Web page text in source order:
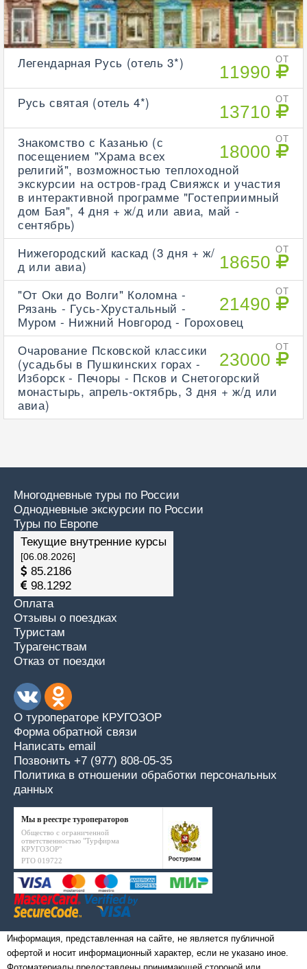
ОТ
11990
Легендарная Русь (отель 3*)
ОТ
13710
Русь святая (отель 4*)
ОТ
18000
Знакомство с Казанью (с
посещением "Храма всех
религий", возможностью теплоходной
экскурсии на остров-град Свияжск и участия
в интерактивной программе "Гостеприимный
дом Бая", 4 дня + ж/д или авиа, май -
сентябрь)
ОТ
18650
Нижегородский каскад (3 дня + ж/
д или авиа)
ОТ
21490
"От Оки до Волги" Коломна -
Рязань - Гусь-Хрустальный -
Муром - Нижний Новгород - Гороховец
ОТ
23000
Очарование Псковской классики
(усадьбы в Пушкинских горах -
Изборск - Печоры - Псков и Снетогорский
монастырь, апрель-октябрь, 3 дня + ж/д или
авиа)
Многодневные туры по России
Однодневные экскурсии по России
Туры по Европе
Текущие внутренние курсы
[06.08.2026]
85.2186
98.1292
Оплата
Отзывы о поездках
Туристам
Турагенствам
Отказ от поездки
О туроператоре КРУГОЗОР
Форма обратной связи
Написать email
Позвонить +7 (977) 808-05-35
Политика в отношении обработки персональных
данных
Мы в реестре туроператоров
Общество с ограниченной
ответственностью "Турфирма
КРУГОЗОР"
РТО 019722
Информация, представленная на сайте, не является публичной
офертой и носит информационный характер, если не указано иное.